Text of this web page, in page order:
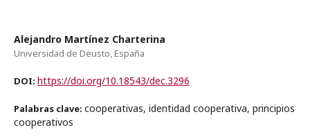
Alejandro Martínez Charterina
Universidad de Deusto, España
DOI: https://doi.org/10.18543/dec.3296
Palabras clave: cooperativas, identidad cooperativa, principios
cooperativos